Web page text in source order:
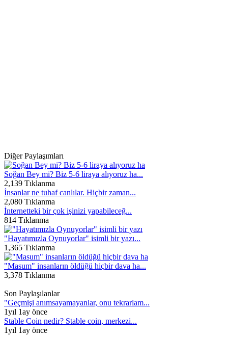
Diğer Paylaşımları
Soğan Bey mi? Biz 5-6 liraya alıyoruz ha...
2,139 Tıklanma
İnsanlar ne tuhaf canlılar. Hiçbir zaman...
2,080 Tıklanma
İnternetteki bir çok işinizi yapabileceğ...
814 Tıklanma
"Hayatımızla Oynuyorlar" isimli bir yazı...
1,365 Tıklanma
"Masum" insanların öldüğü hiçbir dava ha...
3,378 Tıklanma
Son Paylaşılanlar
"Geçmişi anımsayamayanlar, onu tekrarlam...
1yıl 1ay önce
Stable Coin nedir? Stable coin, merkezi...
1yıl 1ay önce